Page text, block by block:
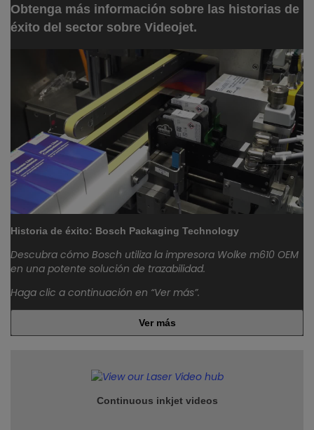
Obtenga más información sobre las historias de
éxito del sector sobre Videojet.
Historia de éxito: Bosch Packaging Technology
Descubra cómo Bosch utiliza la impresora Wolke m610 OEM
en una potente solución de trazabilidad.
Haga clic a continuación en “Ver más”.
Ver más
Continuous inkjet videos